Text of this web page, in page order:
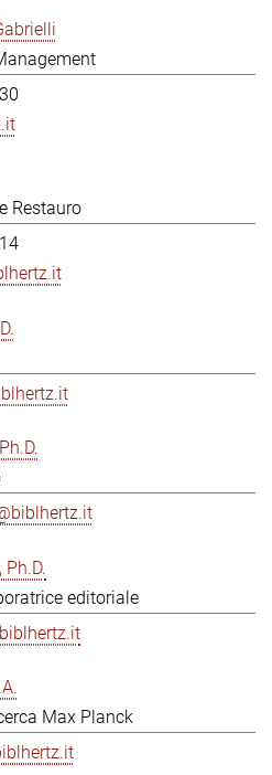
Restauro
editoriale
Max Planck